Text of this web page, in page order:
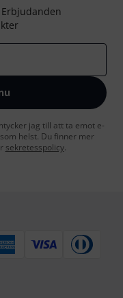
Erbjudanden
jag till att ta emot e-
helst. Du finner mer
sekretesspolicy.